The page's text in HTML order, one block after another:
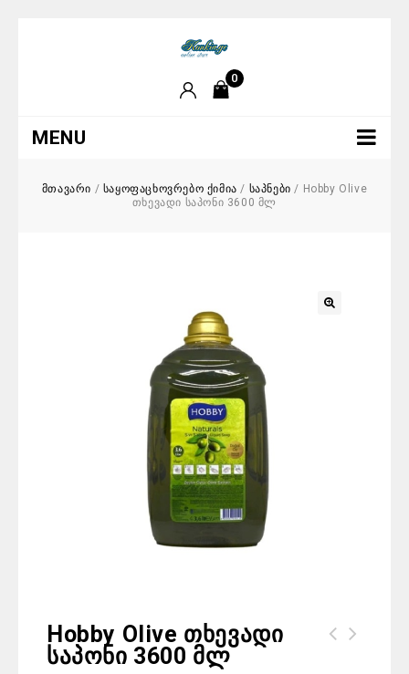
0
MENU
მთავარი / საყოფაცხოვრებო ქიმია / საპნები / Hobby Olive
თხევადი საპონი 3600 მლ
Hobby Olive Თხევადი
Საპონი 3600 Მლ